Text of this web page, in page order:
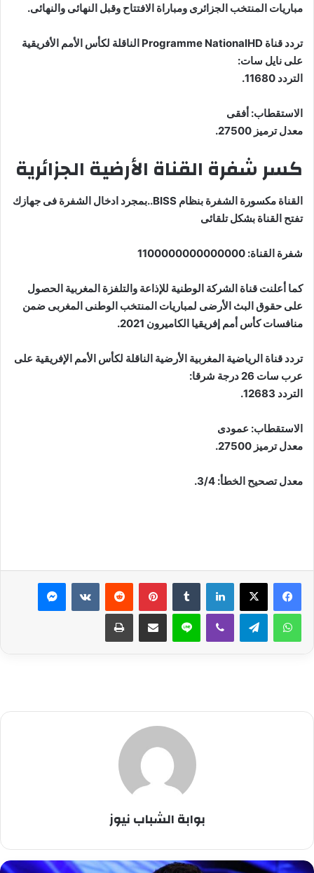
مباريات المنتخب الجزائرى ومباراة الافتتاح وقبل النهائى والنهائى.
تردد قناة Programme NationalHD الناقلة لكأس الأمم الأفريقية
على نايل سات:
التردد 11680.
الاستقطاب: أفقى
معدل ترميز 27500.
كسر شفرة القناة الأرضية الجزائرية
القناة مكسورة الشفرة بنظام BISS..بمجرد ادخال الشفرة فى جهازك
تفتح القناة بشكل تلقائى
شفرة القناة: 1100000000000000
كما أعلنت قناة الشركة الوطنية للإذاعة والتلفزة المغربية الحصول
على حقوق البث الأرضى لمباريات المنتخب الوطنى المغربى ضمن
منافسات كأس أمم إفريقيا الكاميرون 2021.
تردد قناة الرياضية المغربية الأرضية الناقلة لكأس الأمم الإفريقية على
عرب سات 26 درجة شرقا:
التردد 12683.
الاستقطاب: عمودى
معدل ترميز 27500.
معدل تصحيح الخطأ: 3/4.
لينكدإن بينتيريست ماسنجر
واتساب تيلقرام ڤايبر لاين مشاركة عبر البريد طباعة
بوابة الشباب نيوز